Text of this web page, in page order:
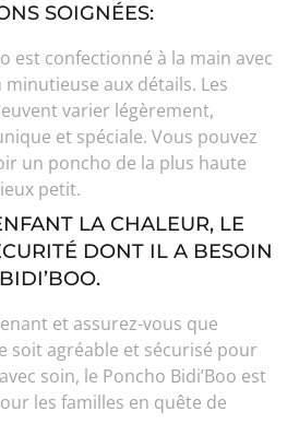
SOIGNÉES:
est confectionné à la main avec
aux détails. Les
varier légèrement,
et spéciale. Vous pouvez
un poncho de la plus haute
petit.
LA CHALEUR, LE
DONT IL A BESOIN
et assurez-vous que
soit agréable et sécurisé pour
soin, le Poncho Bidi’Boo est
les familles en quête de